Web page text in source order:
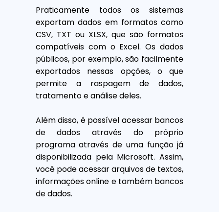
Praticamente todos os sistemas
exportam dados em formatos como
CSV, TXT ou XLSX, que são formatos
compatíveis com o Excel. Os dados
públicos, por exemplo, são facilmente
exportados nessas opções, o que
permite a raspagem de dados,
tratamento e análise deles.
Além disso, é possível acessar bancos
de dados através do próprio
programa através de uma função já
disponibilizada pela Microsoft. Assim,
você pode acessar arquivos de textos,
informações online e também bancos
de dados.